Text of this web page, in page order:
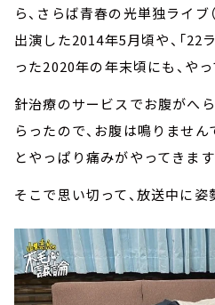
ら、さらば青春の光単独ライ
出演した2014年5月頃や、「22
った2020年の年末頃にも、や
針治療のサービスでお腹がへ
らったので、お腹は鳴りませ
とやっぱり痛みがやってきま
そこで思い切って、放送中に姿